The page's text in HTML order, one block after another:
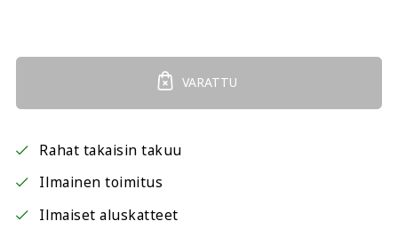
VARATTU
Rahat takaisin takuu
Ilmainen toimitus
Ilmaiset aluskatteet